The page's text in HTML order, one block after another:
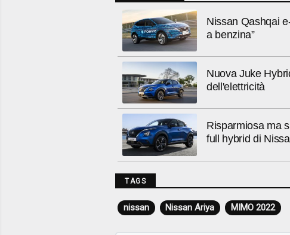
Nissan Qashqai
a benzina”
Nuova Juke
dell'elettricità
Risparmiosa ma
full hybrid di
TAGS
nissan Nissan Ariya MIMO 2022